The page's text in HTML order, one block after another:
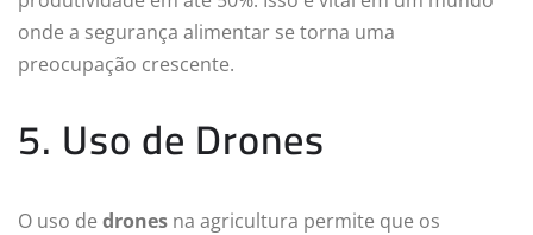
onde a segurança alimentar se torna uma
preocupação crescente.
5. Uso de Drones
O uso de drones na agricultura permite que os